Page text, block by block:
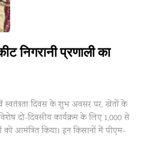
निगरानी प्रणाली का
स्वतंत्रता दिवस के शुभ अवसर पर, खेतों के
दो-दिवसीय कार्यक्रम के लिए 1,000 से
आमंत्रित किया। इन किसानों में पीएम-